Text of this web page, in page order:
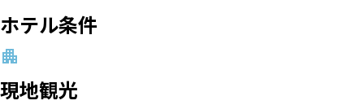
ホテル条件
現地観光